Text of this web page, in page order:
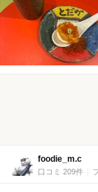
foodie_m.c
口コミ 209件